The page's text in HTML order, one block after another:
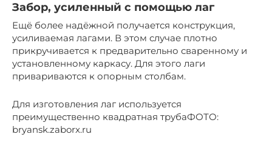
Забор, усиленный с помощью лаг
Ещё более надёжной получается конструкция,
усиливаемая лагами. В этом случае плотно
прикручивается к предварительно сваренному и
установленному каркасу. Для этого лаги
привариваются к опорным столбам.
Для изготовления лаг используется
преимущественно квадратная трубаФОТО:
bryansk.zaborx.ru